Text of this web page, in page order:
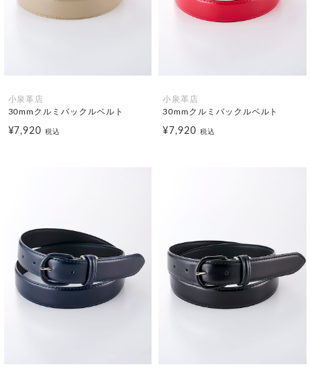
小泉革店
30mmクルミバックルベルト
¥7,920税込
小泉革店
30mmクルミバックルベルト
¥7,920 税込